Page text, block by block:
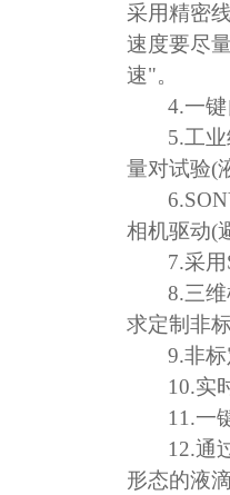
采用精密
速度要尽
速"。
4.一
5.工
量对试验(
相机驱动(
7.采用
8.三
求定制非
9.非
10.实
11.一
12.通
形态的液